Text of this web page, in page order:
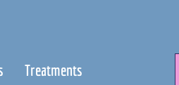
Treatments